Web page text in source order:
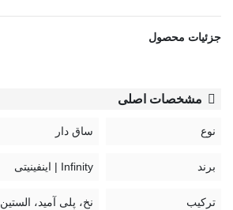
تا یه استایل راحت و مرتب داشته باشی.
جزئیات محصول
مشخصات اصلی
نوع ساق دار
برند Infinity | اینفینیتی
ترکیب نخ، پلی آمید، الستین